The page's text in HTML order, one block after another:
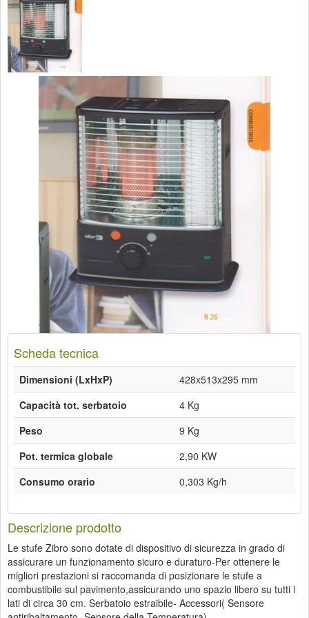
Scheda tecnica
Dimensioni (LxHxP)
428x513x295 mm
Capacità tot. serbatoio
4 Kg
Peso
9 Kg
Pot. termica globale
2,90 KW
Consumo orario
0,303 Kg/h
Descrizione prodotto
Le stufe Zibro sono dotate di dispositivo di sicurezza in grado di
assicurare un funzionamento sicuro e duraturo-Per ottenere le
migliori prestazioni si raccomanda di posizionare le stufe a
combustibile sul pavimento,assicurando uno spazio libero su tutti i
lati di circa 30 cm. Serbatoio estraibile- Accessori( Sensore